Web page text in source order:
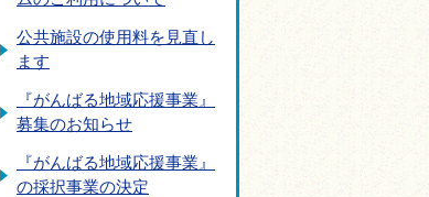
公共施設の使用料を見直し
ます
『がんばる地域応援事業』
募集のお知らせ
『がんばる地域応援事業』
の採択事業の決定